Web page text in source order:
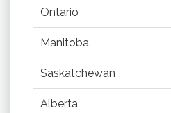
Ontario
Manitoba
Saskatchewan
Alberta